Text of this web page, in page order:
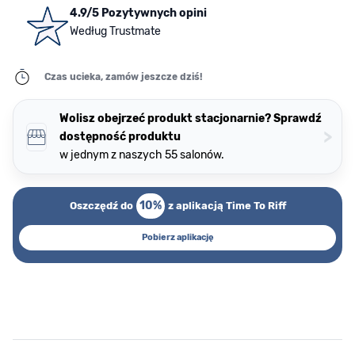
4.9/5 Pozytywnych opini
Według Trustmate
Czas ucieka, zamów jeszcze dziś!
Wolisz obejrzeć produkt stacjonarnie? Sprawdź
dostępność produktu
w jednym z naszych 55 salonów.
>
Oszczędź do 10% z aplikacją Time To Riff
Pobierz aplikację